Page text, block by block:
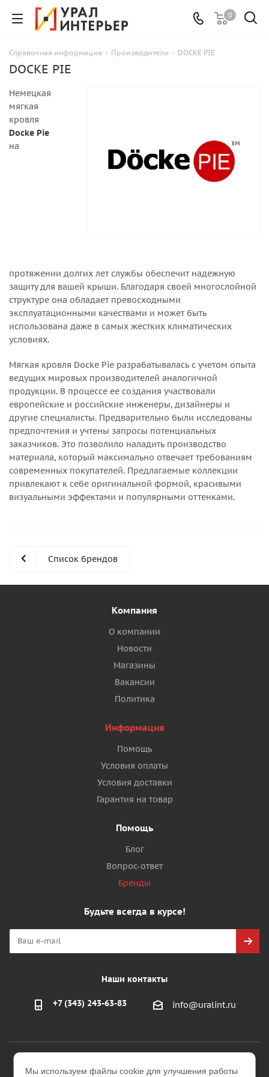
0
Справочная информация - Производители - DOCKE PIE
DOCKE PIE
Немецкая
мягкая
кровля
Docke Pie
на
протяжении долгих лет службы обеспечит надежную
защиту для вашей крыши. Благодаря своей многослойной
структуре она обладает превосходными
эксплуатационными качествами и может быть
использована даже в самых жестких климатических
условиях.
Мягкая кровля Docke Pie разрабатывалась с учетом опыта
ведущих мировых производителей аналогичной
продукции. В процессе ее создания участвовали
европейские и российские инженеры, дизайнеры и
другие специалисты. Предварительно были исследованы
предпочтения и учтены запросы потенциальных
заказчиков. Это позволило наладить производство
материала, который максимально отвечает требованиям
современных покупателей. Предлагаемые коллекции
привлекают к себе оригинальной формой, красивыми
визуальными эффектами и популярными оттенками.
Список брендов
Компания
О компании
Новости
Магазины
Вакансии
Политика
Информация
Помощь
Условия оплаты
Условия доставки
Гарантия на товар
Помощь
Блог
Вопрос-ответ
Бренды
Будьте всегда в курсе!
Наши контакты
+7 (343) 243-63-83 info@uralint.ru
2026 © ООО "УралИнтерьер"
Мы используем файлы cookie для улучшения работы